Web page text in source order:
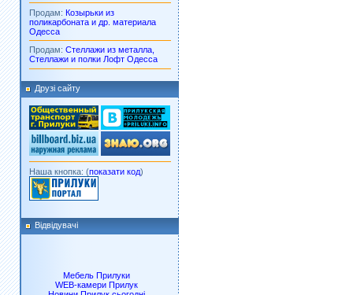
Продам: Козырьки из
поликарбоната и др. материала
Одесса
Продам: Стеллажи из металла,
Стеллажи и полки Лофт Одесса
Друзі сайту
Наша кнопка: (показати код)
Відвідувачі
Мебель Прилуки
WEB-камери Прилук